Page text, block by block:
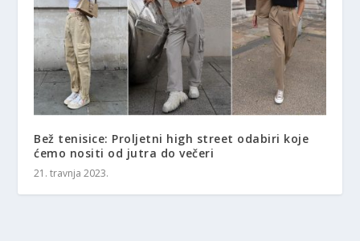
Bež tenisice: Proljetni high street odabiri koje
ćemo nositi od jutra do večeri
21. travnja 2023.